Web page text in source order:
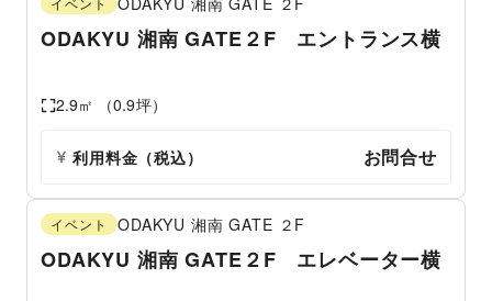
ODAKYU 湘南 GATE２F エントランス横
2.9㎡ （0.9坪）
利用料金（税込） お問合せ
イベント ODAKYU 湘南 GATE ２F
ODAKYU 湘南 GATE２F エレベーター横